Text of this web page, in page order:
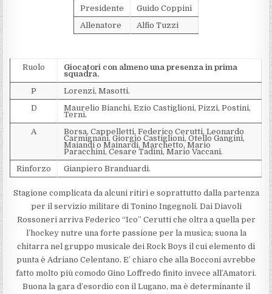
Presidente
Guido Coppini
Allenatore
Alfio Tuzzi
Ruolo Giocatori con almeno una presenza in prima
squadra.
P
Lorenzi, Masotti.
D
Maurelio Bianchi, Ezio Castiglioni, Pizzi, Postini,
Terni.
A
Borsa, Cappelletti, Federico Cerutti, Leonardo
Carmignani, Giorgio Castiglioni, Otello Gangini,
Maiandi o Mainardi, Marchetto, Mario
Paracchini, Cesare Tadini, Mario Vaccani.
Rinforzo
Gianpiero Branduardi.
Stagione complicata da alcuni ritiri e soprattutto dalla partenza
per il servizio militare di Tonino Ingegnoli. Dai Diavoli
Rossoneri arriva Federico “Ico” Cerutti che oltra a quella per
l’hockey nutre una forte passione per la musica; suona la
chitarra nel gruppo musicale dei Rock Boys il cui elemento di
punta è Adriano Celentano. E’ chiaro che alla Bocconi avrebbe
fatto molto più comodo Gino Loffredo finito invece all’Amatori.
Buona la gara d’esordio con il Lugano, ma è determinante il